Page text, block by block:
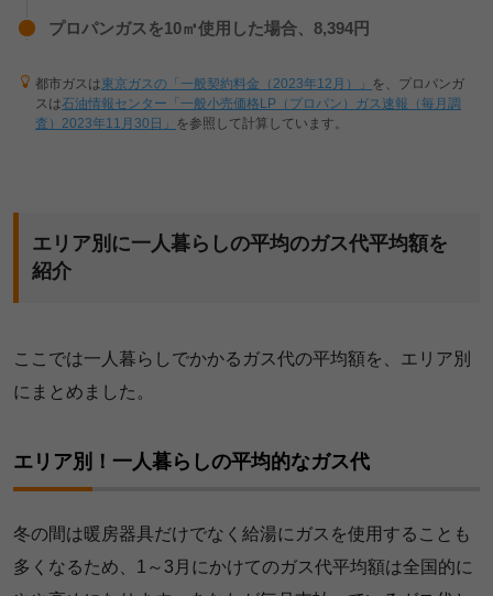
プロパンガスを10㎥使用した場合、8,394円
都市ガスは東京ガスの「一般契約料金（2023年12月）」 を、プロパンガ
スは石油情報センター「一般小売価格LP（プロパン）ガス速報（毎月調
査）2023年11月30日」 を参照して計算しています。
エリア別に一人暮らしの平均のガス代平均額を
紹介
ここでは一人暮らしでかかるガス代の平均額を、エリア別
にまとめました。
エリア別！一人暮らしの平均的なガス代
冬の間は暖房器具だけでなく給湯にガスを使用することも
多くなるため、1～3月にかけてのガス代平均額は全国的に